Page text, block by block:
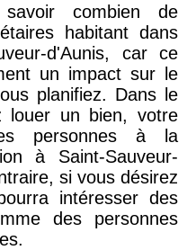
combien de
habitant dans
d'Aunis, car ce
un impact sur le
planifiez. Dans le
louer un bien, votre
personnes à la
à Saint-Sauveur-
si vous désirez
intéresser des
des personnes